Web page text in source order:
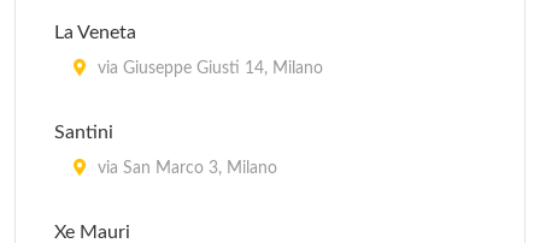
Da Bimbi
Da Costantino
La Veneta
via Giuseppe Giusti 14, Milano
Santini
via San Marco 3, Milano
Xe Mauri